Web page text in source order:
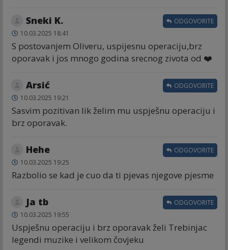
Sneki K.
10.03.2025 18:41
S postovanjem Oliveru, uspijesnu operaciju,brz
oporavak i jos mnogo godina srecnog zivota od ❤️
ODGOVORITE
Arsić
10.03.2025 19:21
Sasvim pozitivan lik želim mu uspješnu operaciju i
brz oporavak.
ODGOVORITE
Hehe
10.03.2025 19:25
Razbolio se kad je cuo da ti pjevas njegove pjesme
ODGOVORITE
Ja tb
10.03.2025 19:55
Uspješnu operaciju i brz oporavak želi Trebinjac
legendi muzike i velikom čovjeku
ODGOVORITE